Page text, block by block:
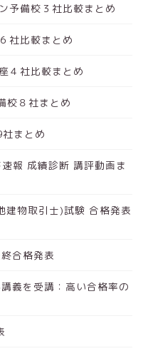
予備校３社比較まとめ
社比較まとめ
４社比較まとめ
校８社まとめ
まとめ
報 成績診断 講評動画ま
物取引士)試験 合格発表
合格発表
義を受講：高い合格率の